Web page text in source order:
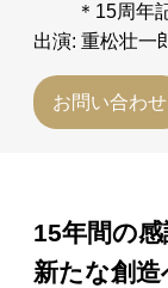
＊15周年記
出演: 重松壮一
お問い合わせ
15年間の
新たな創